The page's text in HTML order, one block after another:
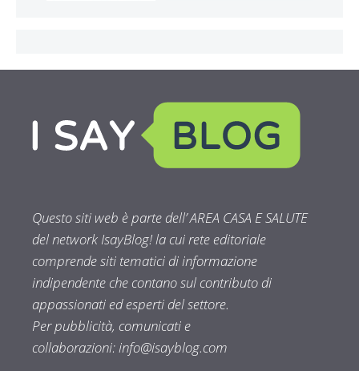
Questo siti web è parte dell’ AREA CASA E SALUTE
del network IsayBlog! la cui rete editoriale
comprende siti tematici di informazione
indipendente che contano sul contributo di
appassionati ed esperti del settore.
Per pubblicità, comunicati e
collaborazioni:info@isayblog.com